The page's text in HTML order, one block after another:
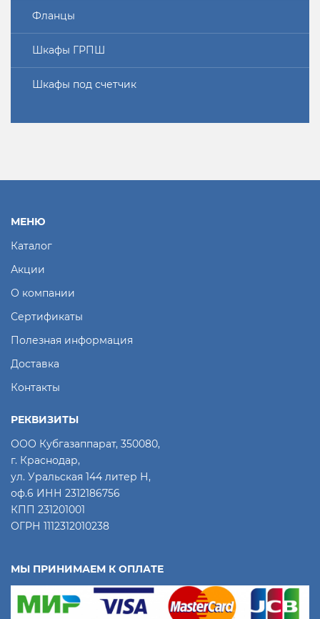
Фланцы
Шкафы ГРПШ
Шкафы под счетчик
МЕНЮ
Каталог
Акции
О компании
Сертификаты
Полезная информация
Доставка
Контакты
МЫ ПРИНИМАЕМ К ОПЛАТЕ
РЕКВИЗИТЫ
ООО Кубгазаппарат, 350080,
г. Краснодар,
ул. Уральская 144 литер Н,
оф.6 ИНН 2312186756
КПП 231201001
ОГРН 1112312010238